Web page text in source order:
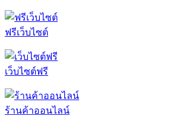
ฟรีเว็บไซต์
เว็บไซต์ฟรี
ร้านค้าออนไลน์